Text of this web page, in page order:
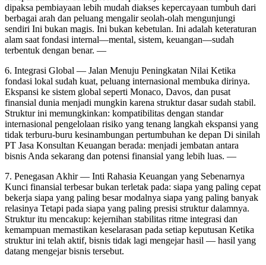
dipaksa pembiayaan lebih mudah diakses kepercayaan tumbuh dari
berbagai arah dan peluang mengalir seolah-olah mengunjungi
sendiri Ini bukan magis. Ini bukan kebetulan. Ini adalah keteraturan
alam saat fondasi internal—mental, sistem, keuangan—sudah
terbentuk dengan benar. —
6. Integrasi Global — Jalan Menuju Peningkatan Nilai Ketika
fondasi lokal sudah kuat, peluang internasional membuka dirinya.
Ekspansi ke sistem global seperti Monaco, Davos, dan pusat
finansial dunia menjadi mungkin karena struktur dasar sudah stabil.
Struktur ini memungkinkan: kompatibilitas dengan standar
internasional pengelolaan risiko yang tenang langkah ekspansi yang
tidak terburu-buru kesinambungan pertumbuhan ke depan Di sinilah
PT Jasa Konsultan Keuangan berada: menjadi jembatan antara
bisnis Anda sekarang dan potensi finansial yang lebih luas. —
7. Penegasan Akhir — Inti Rahasia Keuangan yang Sebenarnya
Kunci finansial terbesar bukan terletak pada: siapa yang paling cepat
bekerja siapa yang paling besar modalnya siapa yang paling banyak
relasinya Tetapi pada siapa yang paling presisi struktur dalamnya.
Struktur itu mencakup: kejernihan stabilitas ritme integrasi dan
kemampuan memastikan keselarasan pada setiap keputusan Ketika
struktur ini telah aktif, bisnis tidak lagi mengejar hasil — hasil yang
datang mengejar bisnis tersebut.